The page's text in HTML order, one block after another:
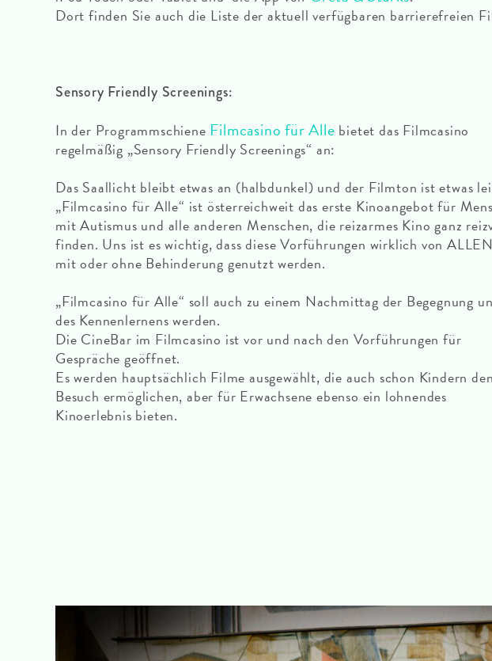
Dort finden Sie auch die Liste der aktuell verfügbaren barrierefreien
Sensory Friendly Screenings:
In der Programmschiene Filmcasino für Alle bietet das Filmcasino
regelmäßig „Sensory Friendly Screenings“ an:
Das Saallicht bleibt etwas an (halbdunkel) und der Filmton ist etwas
„Filmcasino für Alle“ ist österreichweit das erste Kinoangebot für
mit Autismus und alle anderen Menschen, die reizarmes Kino ganz
finden. Uns ist es wichtig, dass diese Vorführungen wirklich von
mit oder ohne Behinderung genutzt werden.
„Filmcasino für Alle“ soll auch zu einem Nachmittag der Begegnung
des Kennenlernens werden.
Die CineBar im Filmcasino ist vor und nach den Vorführungen für
Gespräche geöffnet.
Es werden hauptsächlich Filme ausgewählt, die auch schon Kindern den
Besuch ermöglichen, aber für Erwachsene ebenso ein lohnendes
Kinoerlebnis bieten.